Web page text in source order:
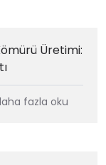
Üretimi:
fazla oku